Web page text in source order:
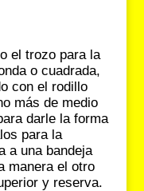
el trozo para la
o cuadrada,
con el rodillo
más de medio
darle la forma
para la
a una bandeja
manera el otro
y reserva.